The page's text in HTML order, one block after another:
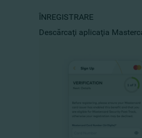
ÎNREGISTRARE
Descărcaţi aplicaţia